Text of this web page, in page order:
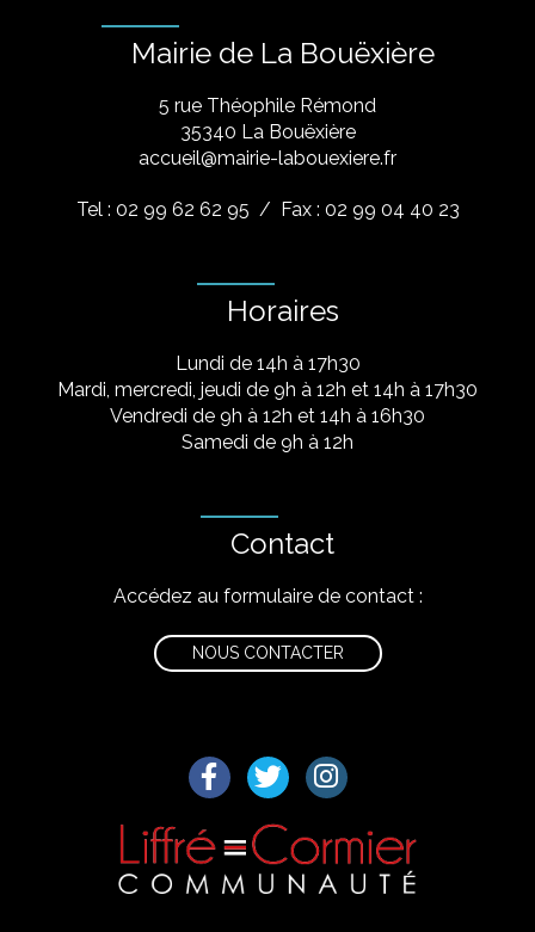
Mairie de La Bouëxière
5 rue Théophile Rémond
​35340 La Bouëxière
accueil@mairie-labouexiere.fr
Tel : 02 99 62 62 95 / Fax : 02 99 04 40 23
Horaires
Lundi de 14h à 17h30
Mardi, mercredi, jeudi de 9h à 12h et 14h à 17h30
Vendredi de 9h à 12h et 14h à 16h30
Samedi de 9h à 12h
Contact
Accédez au formulaire de contact :
NOUS CONTACTER
Lien vers le compte Facebook
Lien vers le compte Twitter
Lien vers le compte